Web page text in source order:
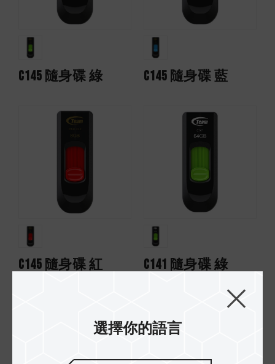
C145 隨身碟 綠 C145 隨身碟 藍
C145 隨身碟 紅 C141 隨身碟 綠
選擇你的語言